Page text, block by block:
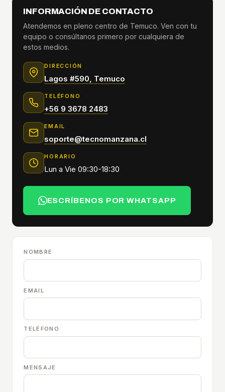
INFORMACIÓN DE CONTACTO
Atendemos en pleno centro de Temuco. Ven con tu
equipo o consúltanos primero por cualquiera de
estos medios.
DIRECCIÓN
Lagos #590, Temuco
TELÉFONO
+56 9 3678 2483
EMAIL
soporte@tecnomanzana.cl
HORARIO
Lun a Vie 09:30-18:30
ESCRÍBENOS POR WHATSAPP
NOMBRE
EMAIL
TELÉFONO
MENSAJE